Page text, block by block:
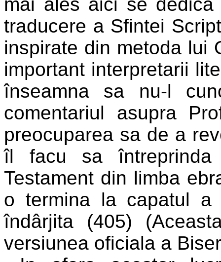
traducere a Sfintei
inspirate din metoda lui
important interpretarii
înseamna sa nu-l
comentariul asupra
preocuparea sa de a
îl facu sa întreprinda
Testament din limba
o termina la capatul a
îndârjita (405)
versiunea oficiala a